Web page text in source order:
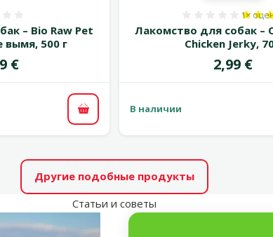
– Bio Raw Pet
вымя, 500 г
€
В корзину
Лакомство для собак –
Chicken Jerky,
1×
Цена
2,99 €
В наличии
Другие подобные продукты
Статьи и советы